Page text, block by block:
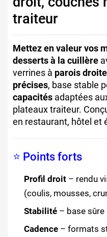
traiteur
Mettez en valeur vos
desserts à la cuillère
verrines à parois
précises, base stable
capacités adaptées
plateaux traiteur.
en restaurant, hôtel et
⭐ Points forts
Profil droit – rendu
(coulis, mousses,
Stabilité – base
Cadence – formats